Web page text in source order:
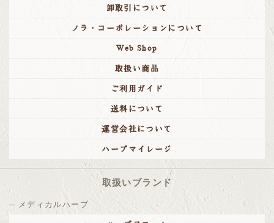
卸取引について
ノラ・コーポレーションについて
Web Shop
取扱い商品
ご利用ガイド
送料について
運営会社について
ハーブマイレージ
取扱いブランド
メディカルハーブ